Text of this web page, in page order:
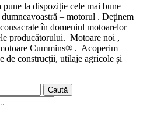
la dispoziție cele mai bune
– motorul . Deținem
în domeniul motoarelor
producătorului. Motoare noi ,
Cummins® . Acoperim
de construcții, utilaje agricole și